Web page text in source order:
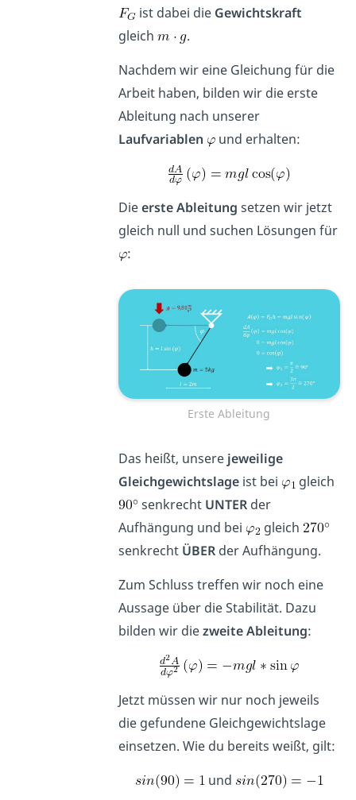
ist dabei die Gewichtskraft
gleich
.
Nachdem wir eine Gleichung für die
Arbeit haben, bilden wir die erste
Ableitung nach unserer
Laufvariablen
und erhalten:
Dieerste Ableitung setzen wir jetzt
gleich null und suchen Lösungen für
:
Erste Ableitung
Das heißt, unsere jeweilige
Gleichgewichtslageist bei
gleich
senkrecht UNTERder
Aufhängung und bei
gleich
senkrecht ÜBERder Aufhängung.
Zum Schluss treffen wir noch eine
Aussage über die Stabilität. Dazu
bilden wir diezweite Ableitung:
Jetzt müssen wir nur noch jeweils
die gefundene Gleichgewichtslage
einsetzen. Wie du bereits weißt, gilt:
und